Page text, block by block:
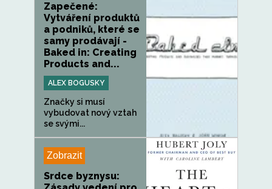
Zapečené:
Vytváření produktů
a podniků, které se
samy prodávají -
Baked in: Creating
Products and...
ALEX BOGUSKY
Značky si musí
vybudovat nový vztah
se svými...
Zobrazit
Srdce byznysu: